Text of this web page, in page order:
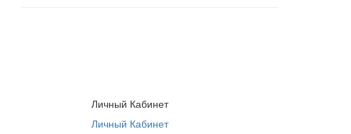
Личный Кабинет
Личный Кабинет